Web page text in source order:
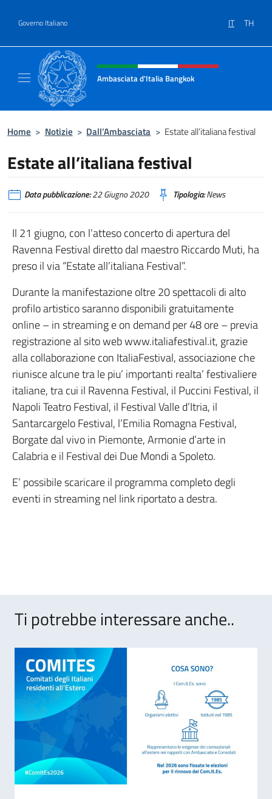
Governo Italiano IT TH
Intestazione sito, social e menù
Ambasciata d'Italia Bangkok
Home > Notizie > Dall’Ambasciata > Estate all’italiana festival
Estate all’italiana festival
Data pubblicazione:22 Giugno 2020 Tipologia:News
Il 21 giugno, con l’atteso concerto di apertura del
Ravenna Festival diretto dal maestro Riccardo Muti, ha
preso il via “Estate all’italiana Festival”.
Durante la manifestazione oltre 20 spettacoli di alto
profilo artistico saranno disponibili gratuitamente
online – in streaming e on demand per 48 ore – previa
registrazione al sito web www.italiafestival.it, grazie
alla collaborazione con ItaliaFestival, associazione che
riunisce alcune tra le piu’ importanti realta’ festivaliere
italiane, tra cui il Ravenna Festival, il Puccini Festival, il
Napoli Teatro Festival, il Festival Valle d’Itria, il
Santarcargelo Festival, l’Emilia Romagna Festival,
Borgate dal vivo in Piemonte, Armonie d’arte in
Calabria e il Festival dei Due Mondi a Spoleto.
E’ possibile scaricare il programma completo degli
eventi in streaming nel link riportato a destra.
Ti potrebbe interessare anche..